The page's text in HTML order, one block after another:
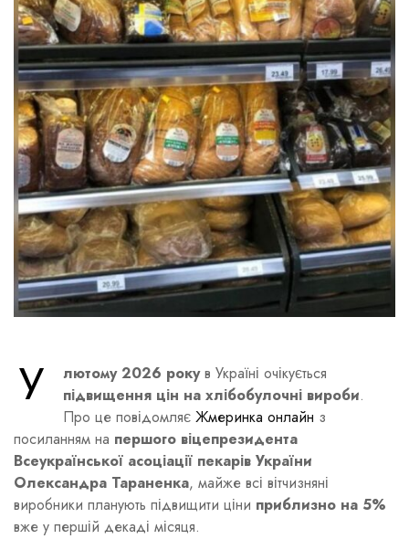
У лютому 2026 рокув Україні очікується
підвищення цін на хлібобулочні вироби.
Про це повідомляє Жмеринка онлайн з
посиланням на першого віцепрезидента
Всеукраїнської асоціації пекарів України
Олександра Тараненка, майже всі вітчизняні
виробники планують підвищити ціни приблизно на 5%
вже у першій декаді місяця.